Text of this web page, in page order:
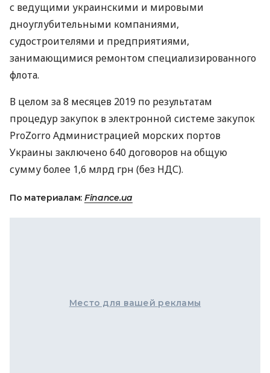
с ведущими украинскими и мировыми
дноуглубительными компаниями,
судостроителями и предприятиями,
занимающимися ремонтом специализированного
флота.
В целом за 8 месяцев 2019 по результатам
процедур закупок в электронной системе закупок
ProZorro Администрацией морских портов
Украины заключено 640 договоров на общую
сумму более 1,6 млрд грн (без НДС).
По материалам: Finance.ua
Место для вашей рекламы